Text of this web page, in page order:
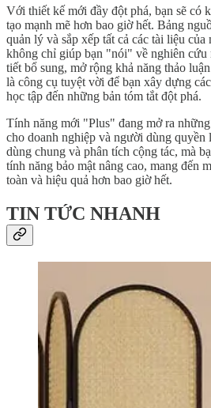
Với thiết kế mới đầy đột phá, bạn sẽ có
tạo mạnh mẽ hơn bao giờ hết. Bảng
quản lý và sắp xếp tất cả các tài liệu
không chỉ giúp bạn "nói" về nghiên cứu
tiết bổ sung, mở rộng khả năng thảo
là công cụ tuyệt vời để bạn xây dựng
học tập đến những bản tóm tắt đột phá.
Tính năng mới "Plus" đang mở ra
cho doanh nghiệp và người dùng
dùng chung và phân tích cộng tác, mà
tính năng bảo mật nâng cao, mang đến
toàn và hiệu quả hơn bao giờ hết.
TIN TỨC NHANH